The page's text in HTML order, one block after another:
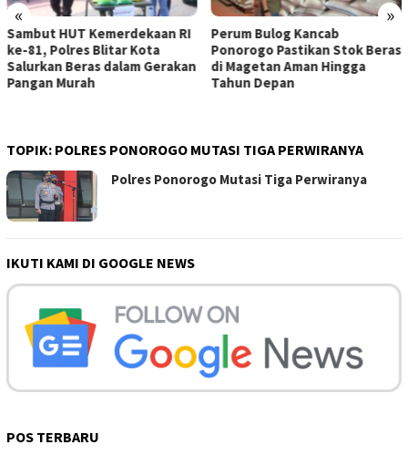
« »
RI
Kota
Gerakan
Perum Bulog Kancab
Ponorogo Pastikan Stok Beras
di Magetan Aman Hingga
Tahun Depan
ITB Terapkan
Lokal sebagai
Penanganan
TOPIK: POLRES PONOROGO MUTASI TIGA PERWIRANYA
Polres Ponorogo Mutasi Tiga Perwiranya
IKUTI KAMI DI GOOGLE NEWS
POS TERBARU